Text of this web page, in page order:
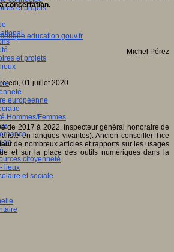
et projets
et projets
européenne
Hommes/Femmes
citoyenneté
lieux
et sociale
concertation.
Michel Pérez
01 juillet 2020
de 2017 à 2022. Inspecteur général honoraire de
en langues vivantes). Ancien conseiller Tice
de nombreux articles et rapports sur les usages
et sur la place des outils numériques dans la